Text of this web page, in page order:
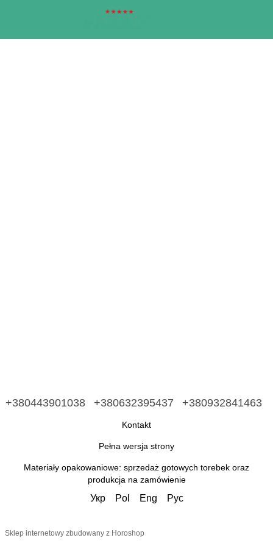
+380443901038 +380632395437 +380932841463
Kontakt
Pełna wersja strony
Materiały opakowaniowe: sprzedaż gotowych torebek oraz
produkcja na zamówienie
Укр Pol Eng Рус
Sklep internetowy zbudowany z Horoshop